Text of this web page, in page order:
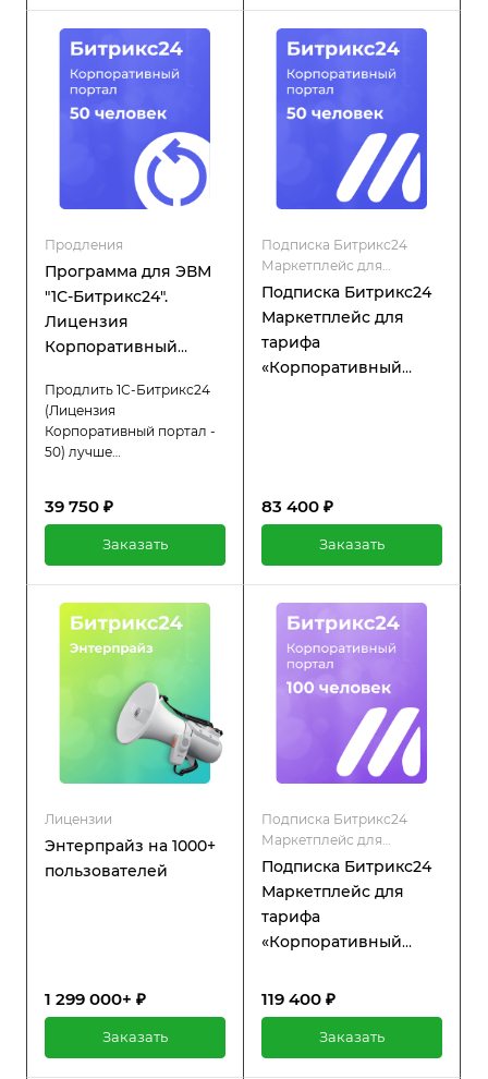
Продления
Программа для ЭВМ
"1С-Битрикс24".
Лицензия
Корпоративный
продление)
Продлить 1С-Битрикс24
(Лицензия
Корпоративный портал -
50) лучше
простоев в работе
также регулярную
техническую поддержку и
обновления.
39 750 ₽
Заказать
Подписка Битрикс24
Маркетплейс для
коробочной версии
Подписка Битрикс24
Маркетплейс для
тарифа
«Корпоративный
83 400 ₽
Заказать
Лицензии
Энтерпрайз на 1000+
пользователей
1 299 000+ ₽
Заказать
Подписка Битрикс24
Маркетплейс для
коробочной версии
Подписка Битрикс24
Маркетплейс для
тарифа
«Корпоративный
пользователей
119 400 ₽
Заказать